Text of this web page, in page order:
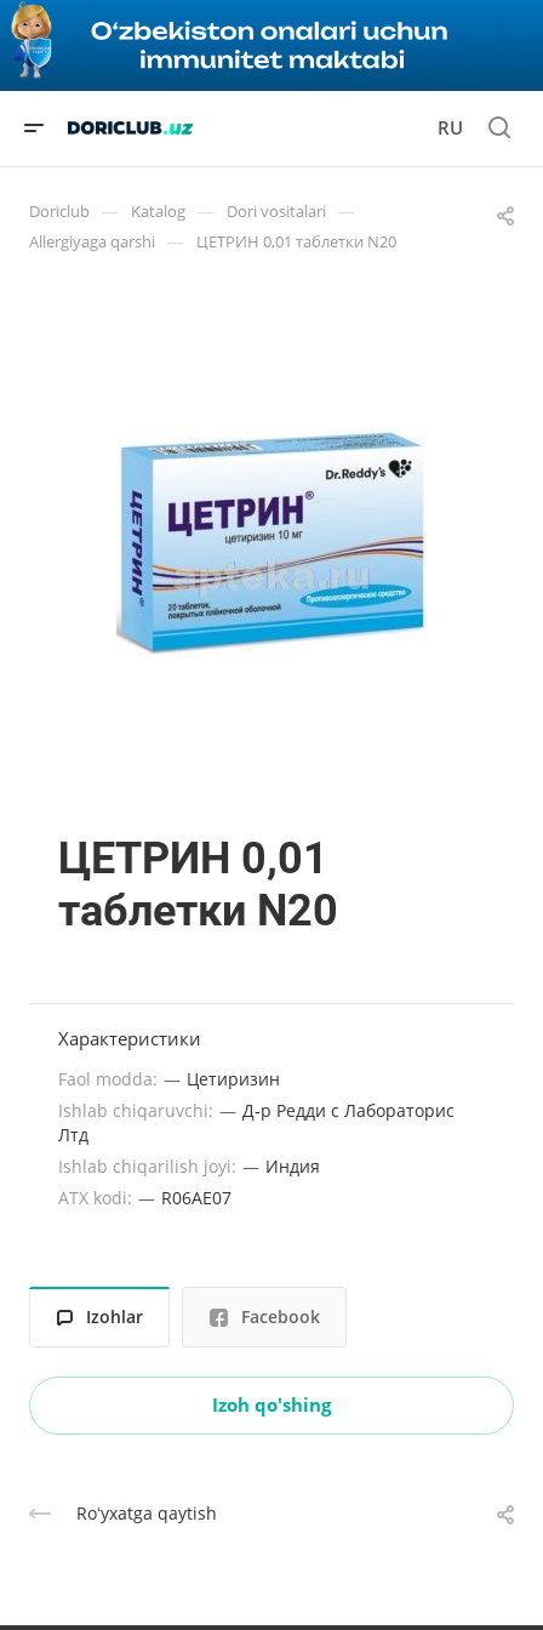
RU
Doriclub — Katalog — Dori vositalari —
Allergiyaga qarshi — ЦЕТРИН 0,01 таблетки N20
ЦЕТРИН 0,01
таблетки N20
Характеристики
Faol modda: — Цетиризин
Ishlab chiqaruvchi: — Д-р Редди с Лабораторис
Лтд
Ishlab chiqarilish joyi: — Индия
ATX kodi: — R06AE07
Izohlar Facebook
Izoh qo'shing
Roʻyxatga qaytish